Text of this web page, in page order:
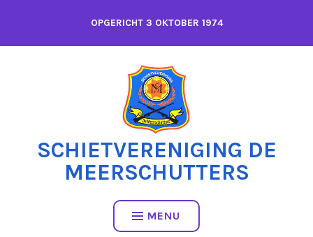
inhoud
OPGERICHT 3 OKTOBER 1974
SCHIETVERENIGING DE
MEERSCHUTTERS
MENU